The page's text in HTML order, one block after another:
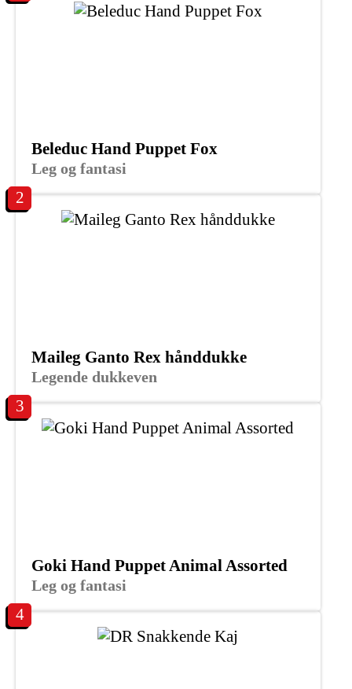
Leg og fantasi
Beleduc Hand Puppet Fox
2
Legende dukkeven
Maileg Ganto Rex hånddukke
3
Leg og fantasi
Goki Hand Puppet Animal Assorted
4